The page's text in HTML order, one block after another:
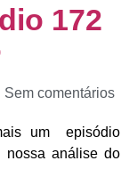
172
Sem comentários
um episódio
análise do